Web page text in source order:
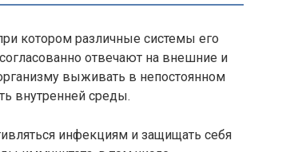
котором различные системы его
отвечают на внешние и
выживать в непостоянном
внутренней среды.
инфекциям и защищать себя